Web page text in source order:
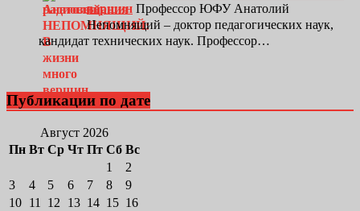
вершин Профессор ЮФУ Анатолий
Непомнящий – доктор педагогических наук,
кандидат технических наук. Профессор…
Публикации по дате
Август 2026
Пн Вт Ср Чт Пт Сб Вс
1
2
3
4 5 6 7 8
9
10 11 12 13 14 15 16